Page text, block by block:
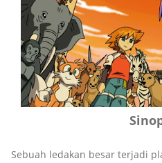
Sebuah ledakan besar terjadi